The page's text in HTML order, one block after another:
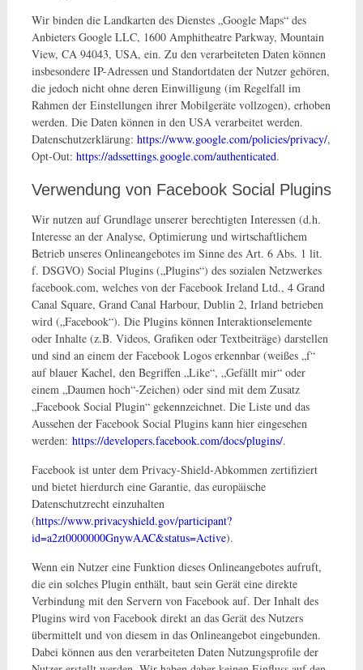
Wir binden die Landkarten des Dienstes „Google Maps“ des
Anbieters Google LLC, 1600 Amphitheatre Parkway, Mountain
View, CA 94043, USA, ein. Zu den verarbeiteten Daten können
insbesondere IP-Adressen und Standortdaten der Nutzer gehören,
die jedoch nicht ohne deren Einwilligung (im Regelfall im
Rahmen der Einstellungen ihrer Mobilgeräte vollzogen), erhoben
werden. Die Daten können in den USA verarbeitet werden.
Datenschutzerklärung: https://www.google.com/policies/privacy/,
Opt-Out: https://adssettings.google.com/authenticated.
Verwendung von Facebook Social Plugins
Wir nutzen auf Grundlage unserer berechtigten Interessen (d.h.
Interesse an der Analyse, Optimierung und wirtschaftlichem
Betrieb unseres Onlineangebotes im Sinne des Art. 6 Abs. 1 lit.
f. DSGVO) Social Plugins („Plugins“) des sozialen Netzwerkes
facebook.com, welches von der Facebook Ireland Ltd., 4 Grand
Canal Square, Grand Canal Harbour, Dublin 2, Irland betrieben
wird („Facebook“). Die Plugins können Interaktionselemente
oder Inhalte (z.B. Videos, Grafiken oder Textbeiträge) darstellen
und sind an einem der Facebook Logos erkennbar (weißes „f“
auf blauer Kachel, den Begriffen „Like“, „Gefällt mir“ oder
einem „Daumen hoch“-Zeichen) oder sind mit dem Zusatz
„Facebook Social Plugin“ gekennzeichnet. Die Liste und das
Aussehen der Facebook Social Plugins kann hier eingesehen
werden: https://developers.facebook.com/docs/plugins/.
Facebook ist unter dem Privacy-Shield-Abkommen zertifiziert
und bietet hierdurch eine Garantie, das europäische
Datenschutzrecht einzuhalten
(https://www.privacyshield.gov/participant?
id=a2zt0000000GnywAAC&status=Active).
Wenn ein Nutzer eine Funktion dieses Onlineangebotes aufruft,
die ein solches Plugin enthält, baut sein Gerät eine direkte
Verbindung mit den Servern von Facebook auf. Der Inhalt des
Plugins wird von Facebook direkt an das Gerät des Nutzers
übermittelt und von diesem in das Onlineangebot eingebunden.
Dabei können aus den verarbeiteten Daten Nutzungsprofile der